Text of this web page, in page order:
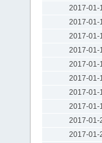
2017-01-
2017-01-
2017-01-
2017-01-
2017-01-
2017-01-
2017-01-
2017-01-
2017-01-
2017-01-